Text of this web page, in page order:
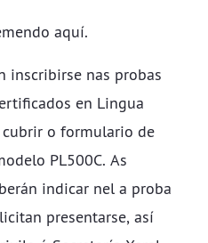
aquí.
inscribirse nas probas
en Lingua
cubrir o formulario de
PL500C. As
indicar nel a proba
presentarse, así